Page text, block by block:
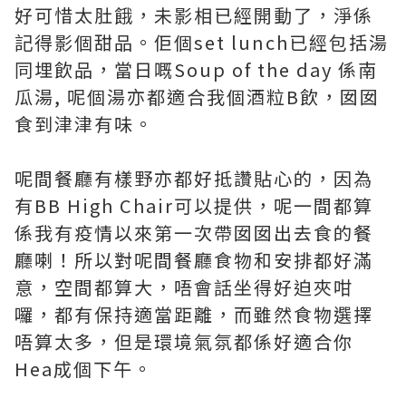
好可惜太肚餓，未影相已經開動了，淨係
記得影個甜品。佢個set lunch已經包括湯
同埋飲品，當日嘅Soup of the day 係南
瓜湯, 呢個湯亦都適合我個酒粒B飲，囡囡
食到津津有味。
呢間餐廳有樣野亦都好抵讚貼心的，因為
有BB High Chair可以提供，呢一間都算
係我有疫情以來第一次帶囡囡出去食的餐
廳喇！所以對呢間餐廳食物和安排都好滿
意，空間都算大，唔會話坐得好迫夾咁
囉，都有保持適當距離，而雖然食物選擇
唔算太多，但是環境氣氛都係好適合你
Hea成個下午。